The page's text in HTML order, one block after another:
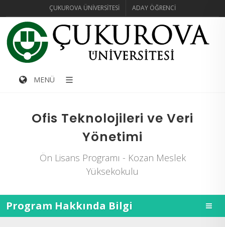
ÇUKUROVA ÜNIVERSITESI ADAY ÖĞRENCI
MENÜ
Ofis Teknolojileri ve Veri
Yönetimi
Ön Lisans Programı - Kozan Meslek
Yüksekokulu
Program Hakkında Bilgi